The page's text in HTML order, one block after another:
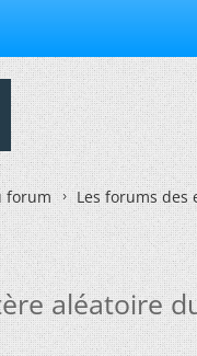
forum Les forums des
aléatoire